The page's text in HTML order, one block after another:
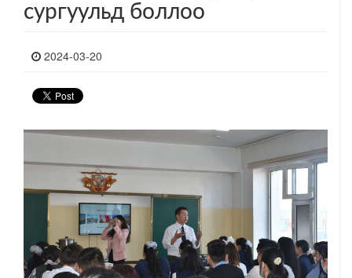
сургуульд боллоо
2024-03-20